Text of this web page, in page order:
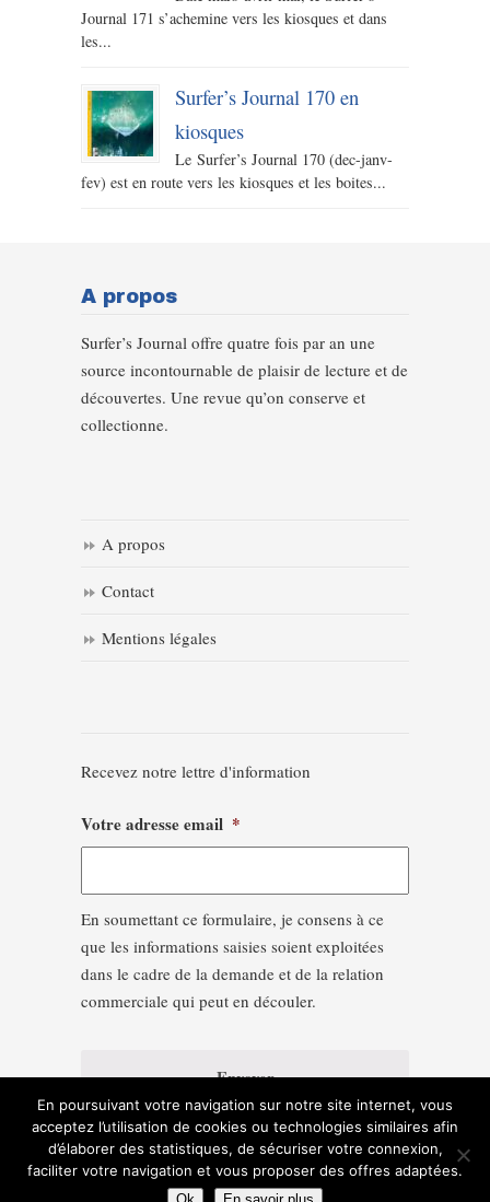
Journal 171 s’achemine vers les kiosques et dans
les...
Surfer’s Journal 170 en
kiosques
Le Surfer’s Journal 170 (dec-janv-
fev) est en route vers les kiosques et les boites...
A propos
Surfer’s Journal offre quatre fois par an une
source incontournable de plaisir de lecture et de
découvertes. Une revue qu’on conserve et
collectionne.
A propos
Contact
Mentions légales
Recevez notre lettre d'information
Votre adresse email *
En soumettant ce formulaire, je consens à ce
que les informations saisies soient exploitées
dans le cadre de la demande et de la relation
commerciale qui peut en découler.
En poursuivant votre navigation sur notre site internet, vous
acceptez l’utilisation de cookies ou technologies similaires afin
d’élaborer des statistiques, de sécuriser votre connexion,
faciliter votre navigation et vous proposer des offres adaptées.